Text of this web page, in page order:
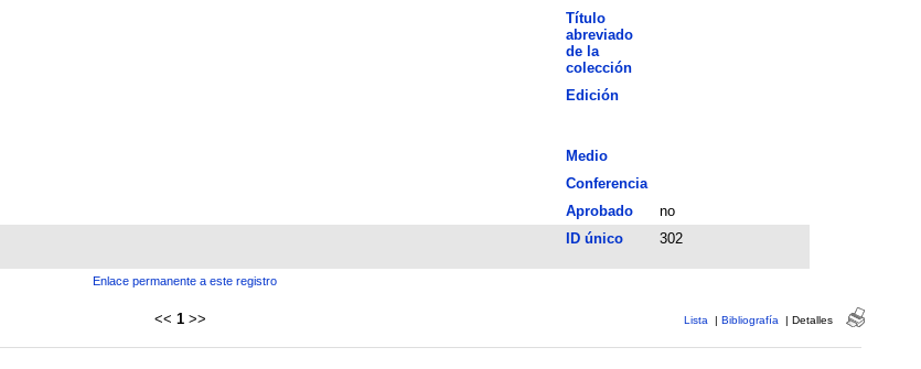
Título
abreviado
de la
colección
Edición
Medio
Conferencia
Aprobado
no
ID único 302
Enlace permanente a este registro
<< 1 >> Lista | Bibliografía | Detalles